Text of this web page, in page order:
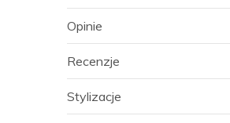
Opinie
Recenzje
Stylizacje